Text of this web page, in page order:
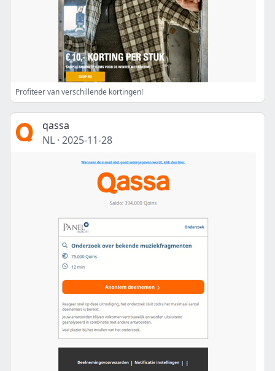
Profiteer van verschillende kortingen!
qassa
NL · 2025-11-28